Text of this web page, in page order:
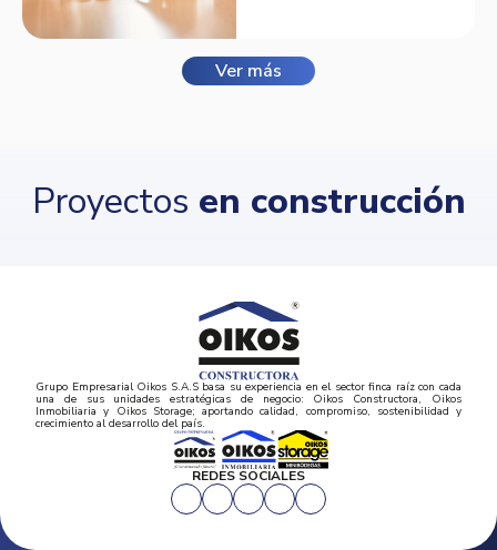
Ver más
Proyectos en construcción
Grupo Empresarial Oikos S.A.S basa su experiencia en el sector finca raíz con cada
una de sus unidades estratégicas de negocio: Oikos Constructora, Oikos
Inmobiliaria y Oikos Storage; aportando calidad, compromiso, sostenibilidad y
crecimiento al desarrollo del país.
REDES SOCIALES